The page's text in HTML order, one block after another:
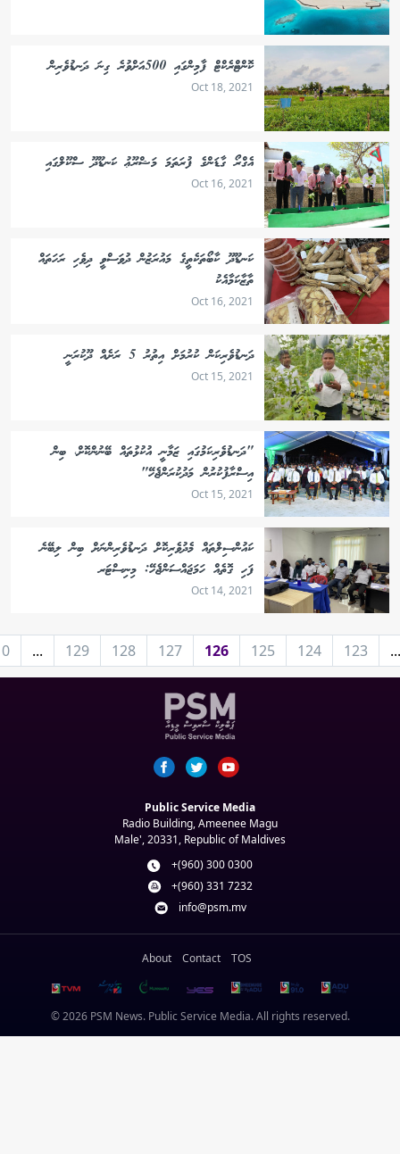
ކޮންޓްރެކްޓް ފާމިންގައި 500އަށްވުރެ ގިނަ ދަނޑުވެރިން
Oct 18, 2021
އެގްރޯ ގާޑަންގެ ފުރަތަމަ މަޝްރޫޢު ކަނޑޫދޫ ސްކޫލްގައި
Oct 16, 2021
ކަނޑޫދޫ ކާބޯތަކެތީގެ މައުރަޒުން ދުވަސްވީ ދިވެހި ރަހަތައް
ތާޒާކަމާއެކު
Oct 16, 2021
ދަނޑުވެރިކަން ކުރުމަށް އިތުރު 5 ރަށެއް ދޫކުރަނީ
Oct 15, 2021
"ދަނޑުވެރިކަމުގައި ޒަމާނީ އުކުޅުތައް ބޭނުންކޮށް، ބިން
އިސްރާފުކުރުން މަދުކުރަންޖެހޭ"
Oct 15, 2021
ކައުންސިލްތައް މެދުވެރިކޮށް ދަނޑުވެރިންނަށް ބިން ލިބޭނެ
ފަހި ގޮތެއް ހަމަޖައްސަންޖެހޭ: މިނިސްޓަރ
Oct 14, 2021
...
123
124
125
126
127
128
129
...
Public Service Media
Radio Building, Ameenee Magu
Male', 20331, Republic of Maldives
+(960) 300 0300
+(960) 331 7232
info@psm.mv
About Contact TOS
© 2026 PSM News. Public Service Media. All rights reserved.